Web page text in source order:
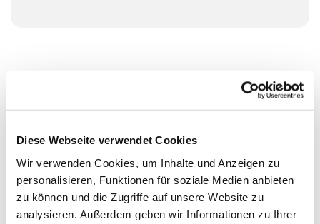
Diese Webseite verwendet Cookies
Wir verwenden Cookies, um Inhalte und Anzeigen zu
personalisieren, Funktionen für soziale Medien anbieten
zu können und die Zugriffe auf unsere Website zu
analysieren. Außerdem geben wir Informationen zu Ihrer